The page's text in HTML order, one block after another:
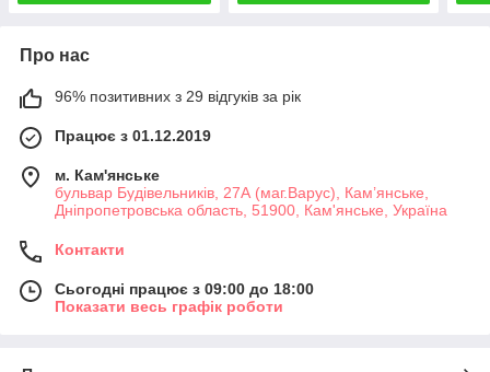
Про нас
96% позитивних з 29 відгуків за рік
Працює з 01.12.2019
м. Кам'янське
бульвар Будівельників, 27А (маг.Варус), Кам’янське,
Дніпропетровська область, 51900, Кам'янське, Україна
Контакти
Сьогодні працює з 09:00 до 18:00
Показати весь графік роботи